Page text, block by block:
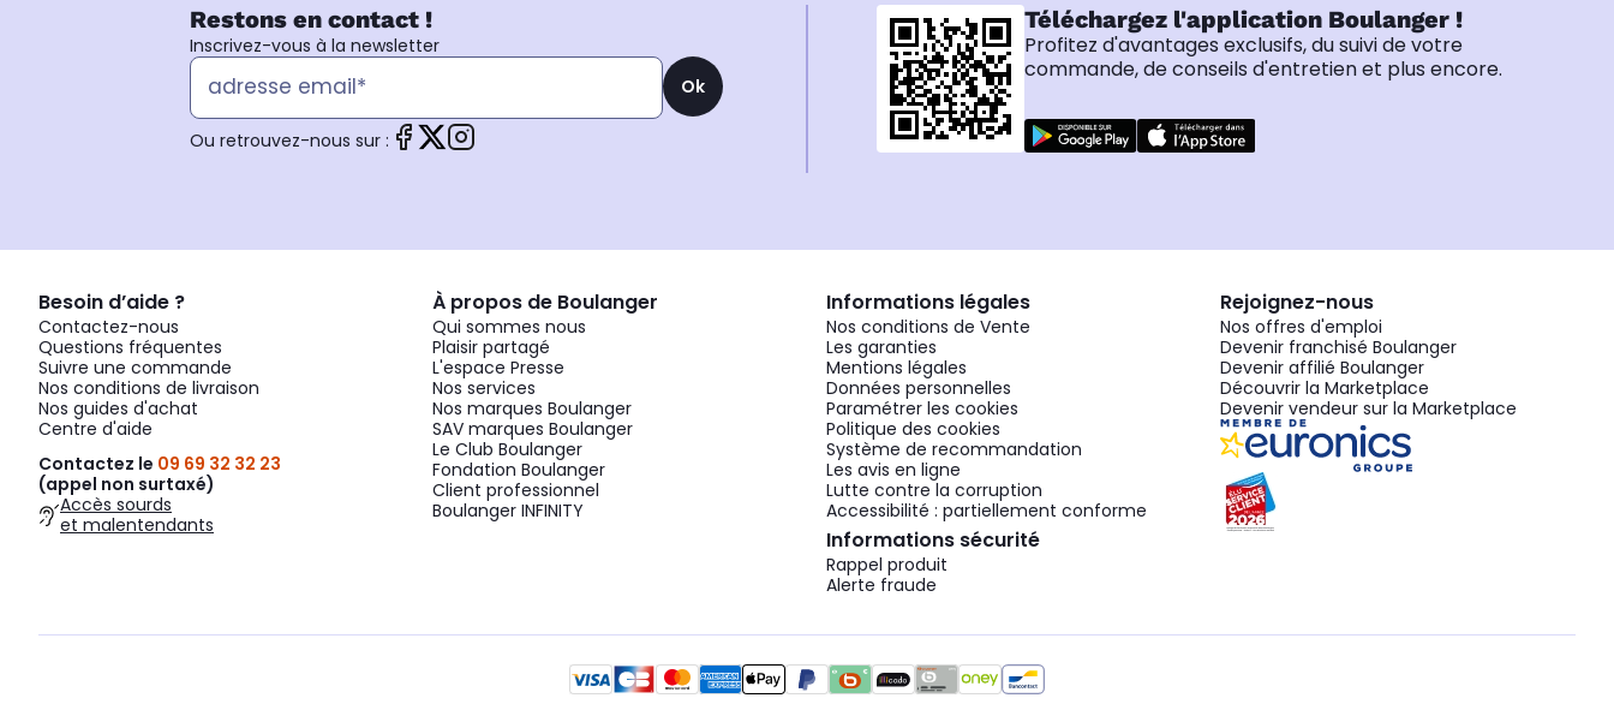
Restons en contact !
Inscrivez-vous à la newsletter
Ok
Ou retrouvez-nous sur :
Téléchargez l'application Boulanger !
Profitez d'avantages exclusifs, du suivi de votre
commande, de conseils d'entretien et plus encore.
Besoin d’aide ?
Contactez-nous
Questions fréquentes
Suivre une commande
Nos conditions de livraison
Nos guides d'achat
Centre d'aide
Contactez le 09 69 32 32 23
(appel non surtaxé)
Accès sourds
et malentendants
À propos de Boulanger
Qui sommes nous
Plaisir partagé
L'espace Presse
Nos services
Nos marques Boulanger
SAV marques Boulanger
Le Club Boulanger
Fondation Boulanger
Client professionnel
Boulanger INFINITY
Informations légales
Nos conditions de Vente
Les garanties
Mentions légales
Données personnelles
Paramétrer les cookies
Politique des cookies
Système de recommandation
Les avis en ligne
Lutte contre la corruption
Accessibilité : partiellement conforme
Informations sécurité
Rappel produit
Alerte fraude
Rejoignez-nous
Nos offres d'emploi
Devenir franchisé Boulanger
Devenir affilié Boulanger
Découvrir la Marketplace
Devenir vendeur sur la Marketplace